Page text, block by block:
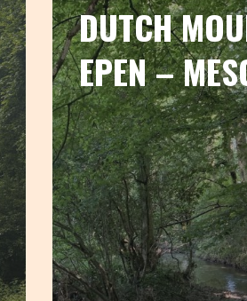
DUTCH
EPEN –